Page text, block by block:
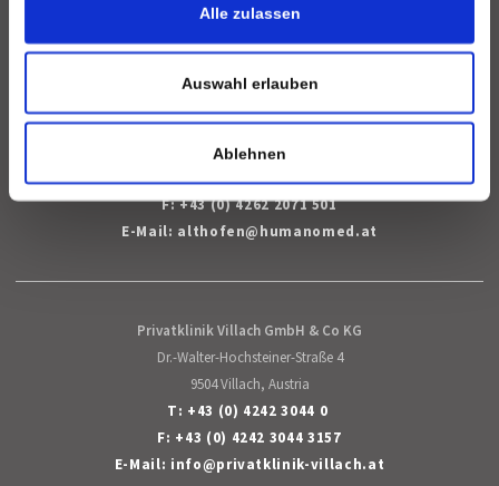
Alle zulassen
Auswahl erlauben
Ablehnen
Moorweg 30
9330 Althofen, Austria
T:+43 (0) 4262 2071 0
F: +43 (0) 4262 2071 501
E-Mail: althofen@humanomed.at
Privatklinik Villach GmbH & Co KG
Dr.-Walter-Hochsteiner-Straße 4
9504 Villach, Austria
T: +43 (0) 4242 3044 0
F: +43 (0) 4242 3044 3157
E-Mail: info@privatklinik-villach.at